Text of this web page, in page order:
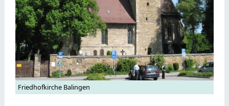
Friedhofkirche Balingen